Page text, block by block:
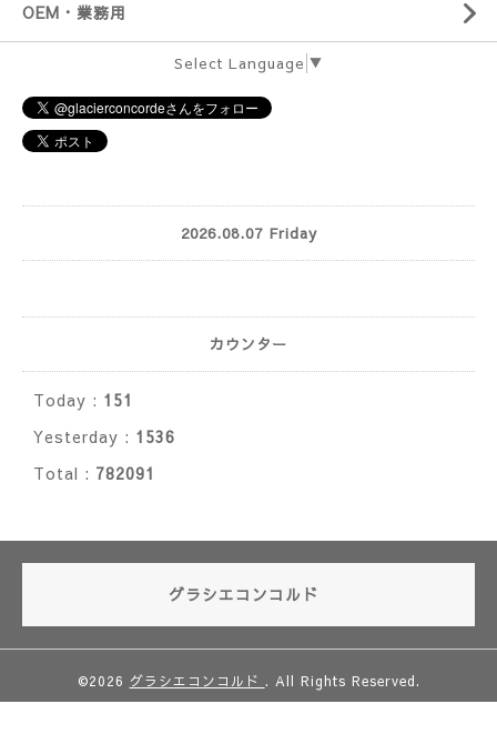
OEM・業務用
Select Language ▼
2026.08.07 Friday
カウンター
Today : 151
Yesterday : 1536
Total : 782091
グラシエコンコルド
©2026 グラシエコンコルド . All Rights Reserved.